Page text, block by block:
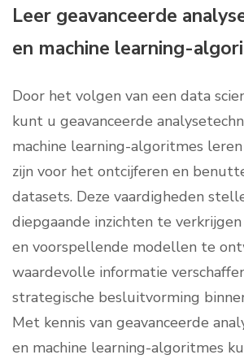
Leer geavanceerde
en machine learning-
Door het volgen van een data
kunt u geavanceerde
machine learning-algoritmes
zijn voor het ontcijferen en
datasets. Deze vaardigheden
diepgaande inzichten te
en voorspellende modellen te
waardevolle informatie
strategische besluitvorming
Met kennis van geavanceerde
en machine learning-algoritmes